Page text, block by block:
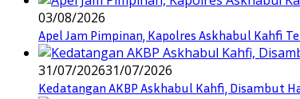
03/08/2026
Apel Jam Pimpinan, Kapolres Askhabul Kahfi
31/07/202631/07/2026
Kedatangan AKBP Askhabul Kahfi, Disambut